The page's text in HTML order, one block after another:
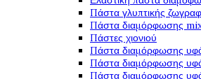
Πάστα γλυπτικής
Πάστα διαμόρφωσης
Πάστες χιονιού
Πάστα διαμόρφωσης
Πάστα διαμόρφωσης
Πάστα διαμόρφωσης